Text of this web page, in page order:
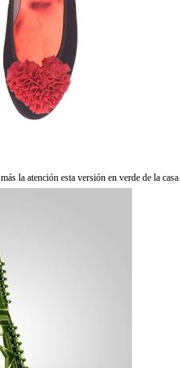
la atención esta versión en verde de la casa